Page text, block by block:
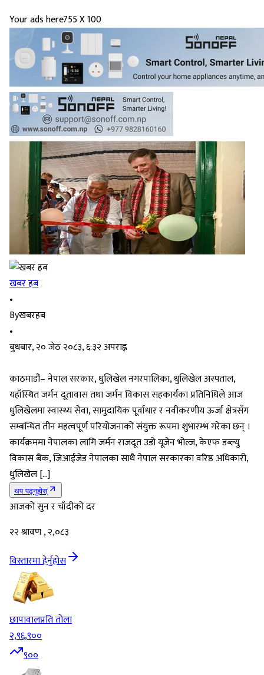
Your ads here755 X 100
खबर हब
•
Byखबरहब
•
बुधबार, २० जेठ २०८३, ६:३२ अपराह्न
काठमाडौं– नेपाल सरकार, धुलिखेल नगरपालिका, धुलिखेल अस्पताल,
यहाँस्थित जर्मन दूतावास तथा जर्मन विकास सहकार्यका प्रतिनिधिले आज
धुलिखेलमा स्वास्थ्य सेवा, सामुदायिक पूर्वाधार र नवीकरणीय ऊर्जा क्षेत्रसँग
सम्बन्धित तीन महत्वपूर्ण परियोजनाको संयुक्त रूपमा शुभारम्भ गरेका छन् ।
कार्यक्रममा नेपालका लागि जर्मन राजदूत उडो यूजेन भोल्ज, केएफ डब्ल्यु
विकास बैंक, जिआईजेड नेपालका साथै नेपाल सरकारका वरिष्ठ अधिकारी,
धुलिखेल […]
थप पढ्नुहोस्
आजको सुन र चाँदीको दर
२२ श्रावण , २,०८३
विस्तारमा हेर्नुहोस
छापावालप्रति तोला
२,९६,९००
९००